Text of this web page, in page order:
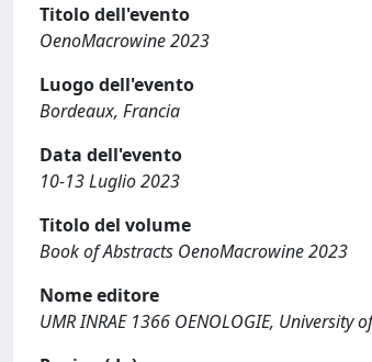
Titolo dell'evento
OenoMacrowine 2023
Luogo dell'evento
Bordeaux, Francia
Data dell'evento
10-13 Luglio 2023
Titolo del volume
Book of Abstracts OenoMacrowine 2023
Nome editore
UMR INRAE 1366 OENOLOGIE,